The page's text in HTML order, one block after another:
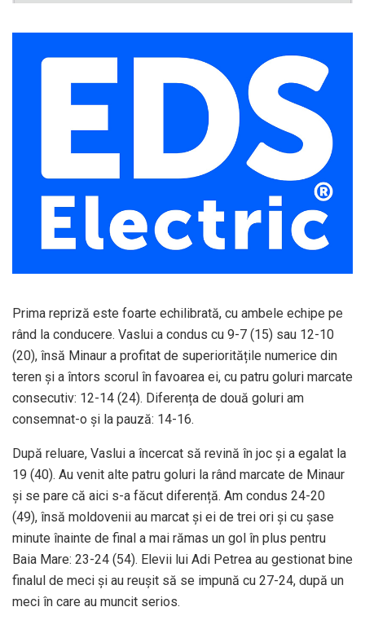
Prima repriză este foarte echilibrată, cu ambele echipe pe
rând la conducere. Vaslui a condus cu 9-7 (15) sau 12-10
(20), însă Minaur a profitat de superioritățile numerice din
teren și a întors scorul în favoarea ei, cu patru goluri marcate
consecutiv: 12-14 (24). Diferența de două goluri am
consemnat-o și la pauză: 14-16.
După reluare, Vaslui a încercat să revină în joc și a egalat la
19 (40). Au venit alte patru goluri la rând marcate de Minaur
și se pare că aici s-a făcut diferență. Am condus 24-20
(49), însă moldovenii au marcat și ei de trei ori și cu șase
minute înainte de final a mai rămas un gol în plus pentru
Baia Mare: 23-24 (54). Elevii lui Adi Petrea au gestionat bine
finalul de meci și au reușit să se impună cu 27-24, după un
meci în care au muncit serios.